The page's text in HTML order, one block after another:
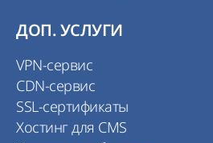
ДОП. УСЛУГИ
VPN-сервис
CDN-сервис
SSL-сертификаты
Хостинг для CMS